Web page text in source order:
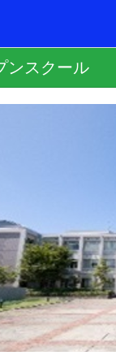
ンスクール